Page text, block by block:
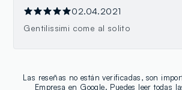
02.04.2021
Gentilissimi come al solito
Las reseñas no están verificadas, son
Empresa en Google. Puedes leer todas